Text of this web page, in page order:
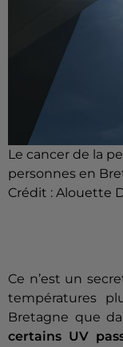
Le cancer de la
personnes en
Crédit : Alouette
Ce n’est un
températures
Bretagne que
certains UV